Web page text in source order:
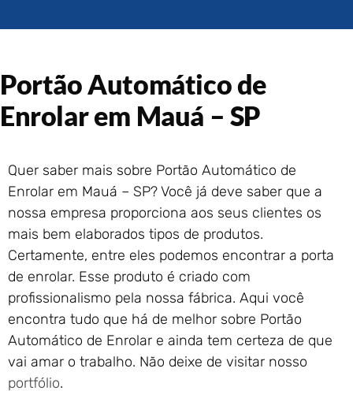
Enrolar em Queimados – RJ
Portão de Garagem de
Enrolar em Petrópolis – RJ
Enrolar em Nova Iguaçu – RJ
Portão de Garagem de
Enrolar em Nova Friburgo –
RJ
Portão Automático de
Enrolar em Mauá – SP
Quer saber mais sobre Portão Automático de
Enrolar em Mauá – SP? Você já deve saber que a
nossa empresa proporciona aos seus clientes os
mais bem elaborados tipos de produtos.
Certamente, entre eles podemos encontrar a porta
de enrolar. Esse produto é criado com
profissionalismo pela nossa fábrica. Aqui você
encontra tudo que há de melhor sobre Portão
Automático de Enrolar e ainda tem certeza de que
vai amar o trabalho. Não deixe de visitar nosso
portfólio.